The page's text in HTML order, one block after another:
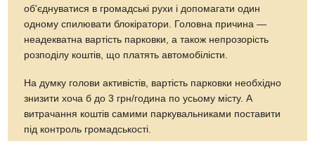
об'єднуватися в громадські рухи і допомагати один
одному спилювати блокіратори. Головна причина —
неадекватна вартість парковки, а також непрозорість
розподілу коштів, що платять автомобілісти.
На думку голови активістів, вартість парковки необхідно
знизити хоча б до 3 грн/година по усьому місту. А
витрачання коштів самими паркувальниками поставити
під контроль громадськості.